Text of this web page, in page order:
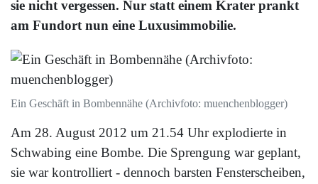
sie nicht vergessen. Nur statt einem Krater prankt
am Fundort nun eine Luxusimmobilie.
Ein Geschäft in Bombennähe (Archivfoto: muenchenblogger)
Am 28. August 2012 um 21.54 Uhr explodierte in
Schwabing eine Bombe. Die Sprengung war geplant,
sie war kontrolliert - dennoch barsten Fensterscheiben,